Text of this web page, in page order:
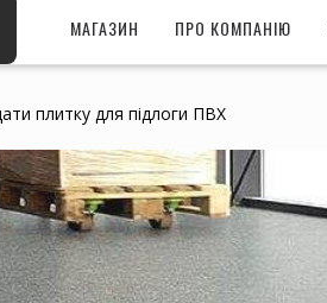
МАГАЗИН ПРО КОМПАНІЮ
плитку для підлоги ПВХ